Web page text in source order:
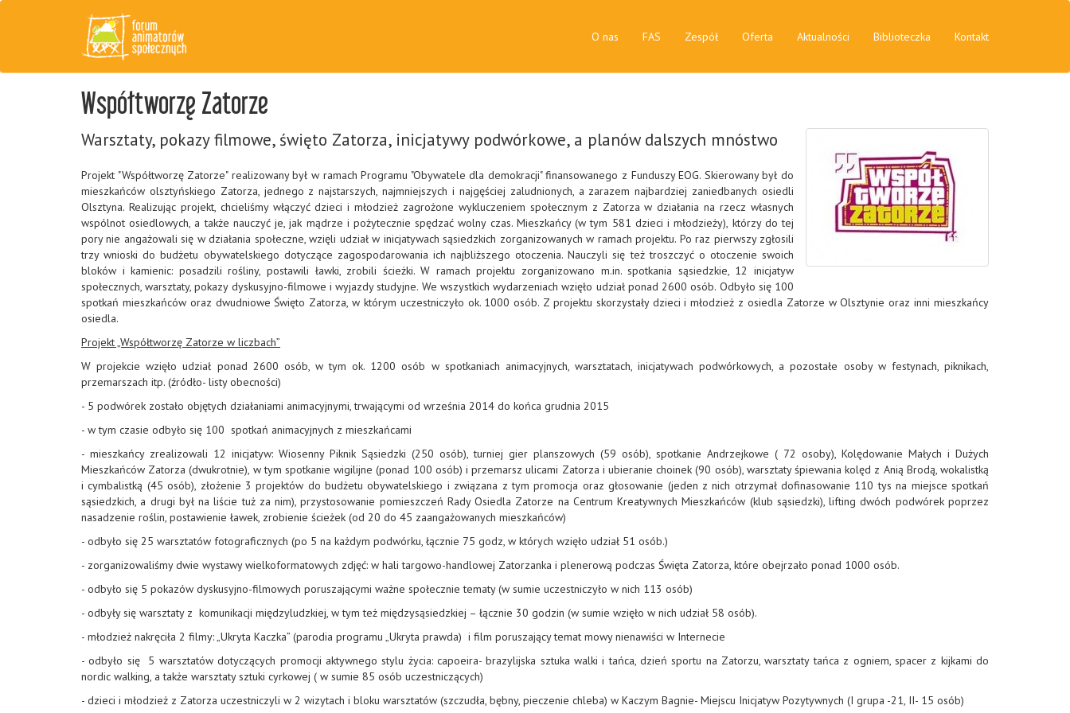
O nas FAS Zespół Oferta Aktualności Biblioteczka Kontakt
Współtworzę Zatorze
Warsztaty, pokazy filmowe, święto Zatorza, inicjatywy podwórkowe, a planów dalszych mnóstwo
Projekt "Współtworzę Zatorze" realizowany był w ramach Programu "Obywatele dla demokracji" finansowanego z Funduszy EOG. Skierowany był do
mieszkańców olsztyńskiego Zatorza, jednego z najstarszych, najmniejszych i najgęściej zaludnionych, a zarazem najbardziej zaniedbanych osiedli
Olsztyna. Realizując projekt, chcieliśmy włączyć dzieci i młodzież zagrożone wykluczeniem społecznym z Zatorza w działania na rzecz własnych
wspólnot osiedlowych, a także nauczyć je, jak mądrze i pożytecznie spędzać wolny czas. Mieszkańcy (w tym 581 dzieci i młodzieży), którzy do tej
pory nie angażowali się w działania społeczne, wzięli udział w inicjatywach sąsiedzkich zorganizowanych w ramach projektu. Po raz pierwszy zgłosili
trzy wnioski do budżetu obywatelskiego dotyczące zagospodarowania ich najbliższego otoczenia. Nauczyli się też troszczyć o otoczenie swoich
bloków i kamienic: posadzili rośliny, postawili ławki, zrobili ścieżki. W ramach projektu zorganizowano m.in. spotkania sąsiedzkie, 12 inicjatyw
społecznych, warsztaty, pokazy dyskusyjno-filmowe i wyjazdy studyjne. We wszystkich wydarzeniach wzięło udział ponad 2600 osób. Odbyło się 100
spotkań mieszkańców oraz dwudniowe Święto Zatorza, w którym uczestniczyło ok. 1000 osób. Z projektu skorzystały dzieci i młodzież z osiedla Zatorze w Olsztynie oraz inni mieszkańcy
osiedla.
Projekt „Współtworzę Zatorze w liczbach”
W projekcie wzięło udział ponad 2600 osób, w tym ok. 1200 osób w spotkaniach animacyjnych, warsztatach, inicjatywach podwórkowych, a pozostałe osoby w festynach, piknikach,
przemarszach itp. (źródło- listy obecności)
- 5 podwórek zostało objętych działaniami animacyjnymi, trwającymi od września 2014 do końca grudnia 2015
- w tym czasie odbyło się 100 spotkań animacyjnych z mieszkańcami
- mieszkańcy zrealizowali 12 inicjatyw: Wiosenny Piknik Sąsiedzki (250 osób), turniej gier planszowych (59 osób), spotkanie Andrzejkowe ( 72 osoby), Kolędowanie Małych i Dużych
Mieszkańców Zatorza (dwukrotnie), w tym spotkanie wigilijne (ponad 100 osób) i przemarsz ulicami Zatorza i ubieranie choinek (90 osób), warsztaty śpiewania kolęd z Anią Brodą, wokalistką
i cymbalistką (45 osób), złożenie 3 projektów do budżetu obywatelskiego i związana z tym promocja oraz głosowanie (jeden z nich otrzymał dofinasowanie 110 tys na miejsce spotkań
sąsiedzkich, a drugi był na liście tuż za nim), przystosowanie pomieszczeń Rady Osiedla Zatorze na Centrum Kreatywnych Mieszkańców (klub sąsiedzki), lifting dwóch podwórek poprzez
nasadzenie roślin, postawienie ławek, zrobienie ścieżek (od 20 do 45 zaangażowanych mieszkańców)
- odbyło się 25 warsztatów fotograficznych (po 5 na każdym podwórku, łącznie 75 godz, w których wzięło udział 51 osób.)
- zorganizowaliśmy dwie wystawy wielkoformatowych zdjęć: w hali targowo-handlowej Zatorzanka i plenerową podczas Święta Zatorza, które obejrzało ponad 1000 osób.
- odbyło się 5 pokazów dyskusyjno-filmowych poruszającymi ważne społecznie tematy (w sumie uczestniczyło w nich 113 osób)
- odbyły się warsztaty z komunikacji międzyludzkiej, w tym też międzysąsiedzkiej – łącznie 30 godzin (w sumie wzięło w nich udział 58 osób).
- młodzież nakręciła 2 filmy: „Ukryta Kaczka” (parodia programu „Ukryta prawda) i film poruszający temat mowy nienawiści w Internecie
- odbyło się 5 warsztatów dotyczących promocji aktywnego stylu życia: capoeira- brazylijska sztuka walki i tańca, dzień sportu na Zatorzu, warsztaty tańca z ogniem, spacer z kijkami do
nordic walking, a także warsztaty sztuki cyrkowej ( w sumie 85 osób uczestniczących)
- dzieci i młodzież z Zatorza uczestniczyli w 2 wizytach i bloku warsztatów (szczudła, bębny, pieczenie chleba) w Kaczym Bagnie- Miejscu Inicjatyw Pozytywnych (I grupa -21, II- 15 osób)